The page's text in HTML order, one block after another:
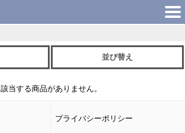
並び替え
該当する商品がありません。
プライバシーポリシー